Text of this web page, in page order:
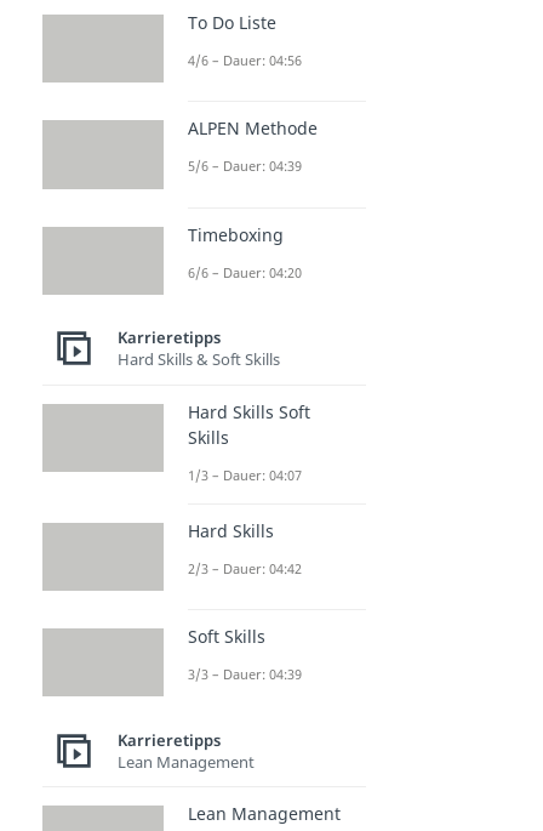
To Do Liste
4/6 – Dauer: 04:56
ALPEN Methode
5/6 – Dauer: 04:39
Timeboxing
6/6 – Dauer: 04:20
Karrieretipps
Hard Skills & Soft Skills
Hard Skills Soft
Skills
1/3 – Dauer: 04:07
Hard Skills
2/3 – Dauer: 04:42
Soft Skills
3/3 – Dauer: 04:39
Karrieretipps
Lean Management
Lean Management